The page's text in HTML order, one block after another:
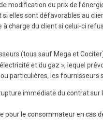
modification du prix de
elles sont défavorables au
charge du client si celui-ci
(tous sauf Mega et
et du gaz », lequel
particulières, les fournisseurs
immédiate du contrat sur
pour le consommateur en cas